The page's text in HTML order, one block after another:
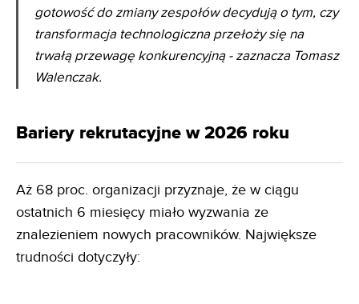
gotowość do zmiany zespołów decydują o tym, czy
transformacja technologiczna przełoży się na
trwałą przewagę konkurencyjną - zaznacza Tomasz
Walenczak.
Bariery rekrutacyjne w 2026 roku
Aż 68 proc. organizacji przyznaje, że w ciągu
ostatnich 6 miesięcy miało wyzwania ze
znalezieniem nowych pracowników. Największe
trudności dotyczyły: